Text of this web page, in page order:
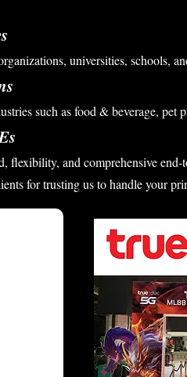
universities, schools,
such as food & beverage, pet
flexibility, and comprehensive
for trusting us to handle your